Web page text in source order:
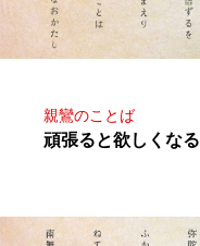
親鸞のことば
頑張ると欲しくなる